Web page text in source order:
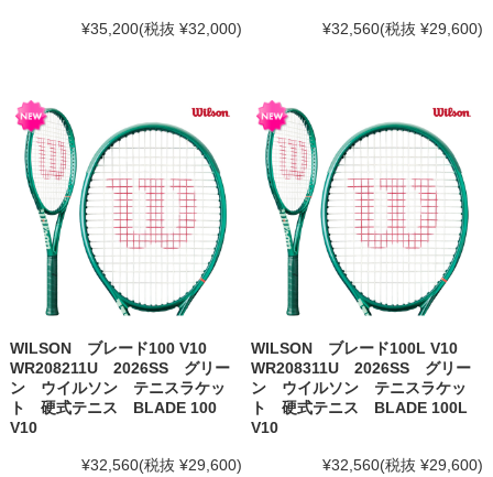
¥35,200(税抜 ¥32,000) ¥32,560(税抜 ¥29,600)
WILSON ブレード100 V10
WR208211U 2026SS グリー
ン ウイルソン テニスラケッ
ト 硬式テニス BLADE 100
V10
¥32,560(税抜 ¥29,600)
WILSON ブレード100L V10
WR208311U 2026SS グリー
ン ウイルソン テニスラケッ
ト 硬式テニス BLADE 100L
V10
¥32,560(税抜 ¥29,600)